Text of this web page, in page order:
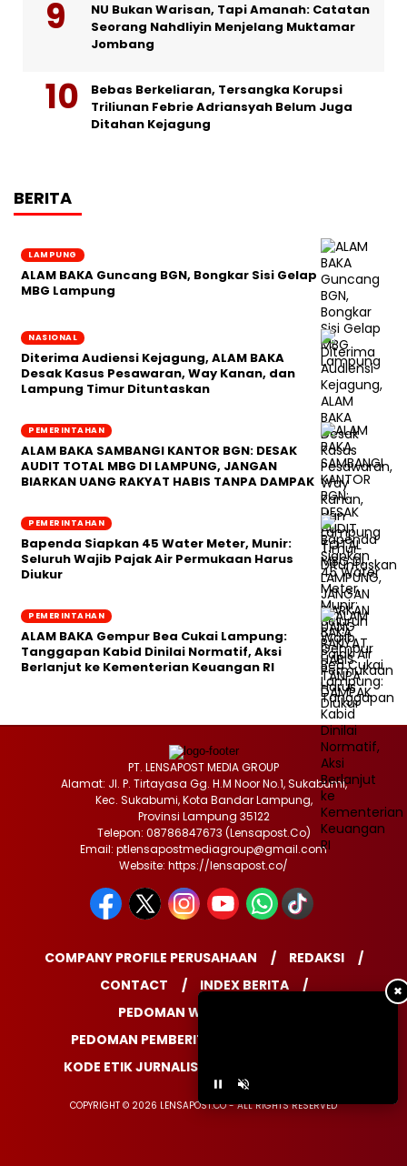
NU Bukan Warisan, Tapi Amanah: Catatan
Seorang Nahdliyin Menjelang Muktamar
Jombang
Bebas Berkeliaran, Tersangka Korupsi
Triliunan Febrie Adriansyah Belum Juga
Ditahan Kejagung
BERITA
LAMPUNG
ALAM BAKA Guncang BGN, Bongkar Sisi Gelap
MBG Lampung
NASIONAL
Diterima Audiensi Kejagung, ALAM BAKA
Desak Kasus Pesawaran, Way Kanan, dan
Lampung Timur Dituntaskan
PEMERINTAHAN
ALAM BAKA SAMBANGI KANTOR BGN: DESAK
AUDIT TOTAL MBG DI LAMPUNG, JANGAN
BIARKAN UANG RAKYAT HABIS TANPA DAMPAK
PEMERINTAHAN
‎Bapenda Siapkan 45 Water Meter, Munir:
Seluruh Wajib Pajak Air Permukaan Harus
Diukur
PEMERINTAHAN
ALAM BAKA Gempur Bea Cukai Lampung:
Tanggapan Kabid Dinilai Normatif, Aksi
Berlanjut ke Kementerian Keuangan RI
✖
PT. LENSAPOST MEDIA GROUP
Alamat: Jl. P. Tirtayasa Gg. H.M Noor No.1, Sukabumi,
Kec. Sukabumi, Kota Bandar Lampung,
Provinsi Lampung 35122
Telepon: 08786847673 (Lensapost.Co)
Email: ptlensapostmediagroup@gmail.com
Website: https://lensapost.co/
COMPANY PROFILE PERUSAHAAN
REDAKSI
CONTACT
INDEX BERITA
PEDOMAN WARTAWAN
PEDOMAN PEMBERITAAN MEDIA SIBER
KODE ETIK JURNALISTIK
COPYRIGHT © 2026 LENSAPOST.CO - ALL RIGHTS RESERVED